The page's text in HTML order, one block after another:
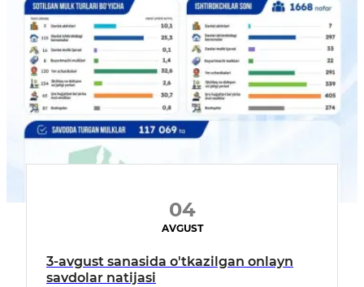
04
AVGUST
3-avgust sanasida o'tkazilgan onlayn
savdolar natijasi